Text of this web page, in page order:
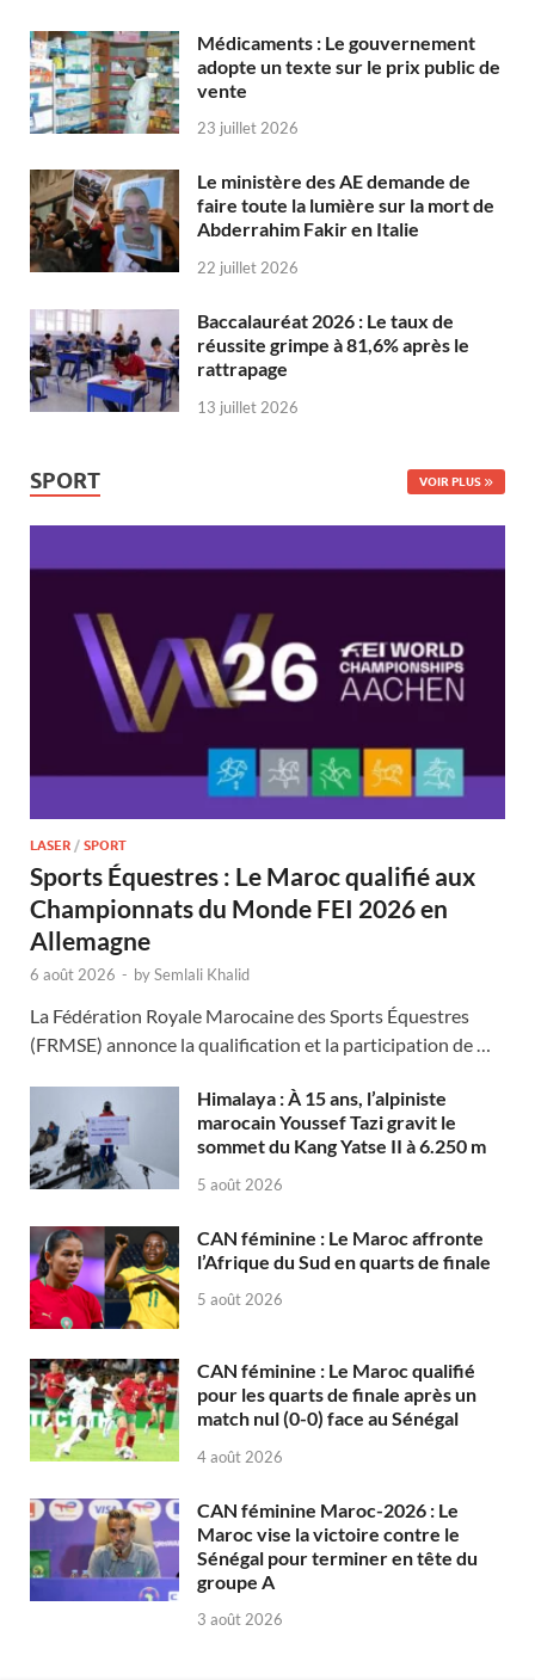
Médicaments : Le gouvernement
adopte un texte sur le prix public de
vente
23 juillet 2026
Le ministère des AE demande de
faire toute la lumière sur la mort de
Abderrahim Fakir en Italie
22 juillet 2026
Baccalauréat 2026 : Le taux de
réussite grimpe à 81,6% après le
rattrapage
13 juillet 2026
SPORT VOIR PLUS
LASER / SPORT
Sports Équestres : Le Maroc qualifié aux
Championnats du Monde FEI 2026 en
Allemagne
6 août 2026 - bySemlali Khalid
La Fédération Royale Marocaine des Sports Équestres
(FRMSE) annonce la qualification et la participation de …
Himalaya : À 15 ans, l’alpiniste
marocain Youssef Tazi gravit le
sommet du Kang Yatse II à 6.250 m
5 août 2026
CAN féminine : Le Maroc affronte
l’Afrique du Sud en quarts de finale
5 août 2026
CAN féminine : Le Maroc qualifié
pour les quarts de finale après un
match nul (0-0) face au Sénégal
4 août 2026
CAN féminine Maroc-2026 : Le
Maroc vise la victoire contre le
Sénégal pour terminer en tête du
groupe A
3 août 2026